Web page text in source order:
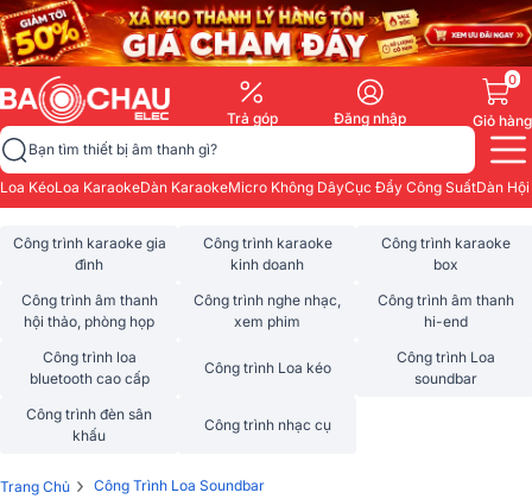
Trả góp Đăng nhập
0
Giỏ hàng
Bạn tìm thiết bị âm thanh gì?
Loa KéoLoa KaraokeDàn KaraokeMicro Không DâyCục Đẩy Công SuấtDàn
Công trình karaoke gia
đình
Công trình karaoke
kinh doanh
Công trình karaoke
box
Công trình âm thanh
hội thảo, phòng họp
Công trình nghe nhạc,
xem phim
Công trình âm thanh
hi-end
Công trình loa
bluetooth cao cấp
Công trình Loa kéo
Công trình Loa
soundbar
Công trình đèn sân
khấu
Công trình nhạc cụ
Trang Chủ › Công Trình Loa Soundbar